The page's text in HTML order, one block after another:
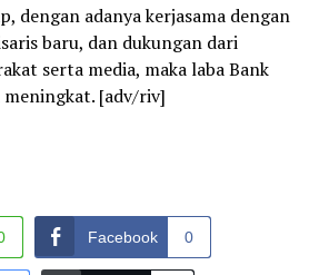
dengan adanya kerjasama dengan
baru, dan dukungan dari
serta media, maka laba Bank
meningkat. [adv/riv]
Facebook 0